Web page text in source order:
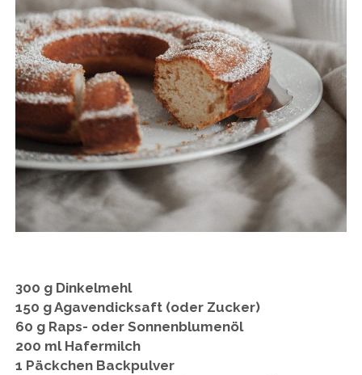
300 g Dinkelmehl
150 g Agavendicksaft (oder Zucker)
60 g Raps- oder Sonnenblumenöl
200 ml Hafermilch
1 Päckchen Backpulver